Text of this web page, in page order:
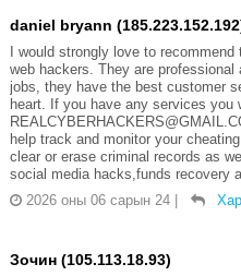
daniel bryann
I would strongly love to
web hackers. They are
jobs, they have the best customer
heart. If you have any services you
help track and monitor your
clear or erase criminal records as
social media hacks,funds recovery
2026 оны 06 сарын 24 |
Зочин (105.113.18.93)